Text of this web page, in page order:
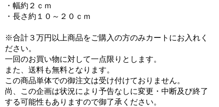
・幅約２ｃｍ
・長さ約１０～２０ｃｍ
※合計３万円以上商品をご購入の方のみカートにお入れく
ださい。
一回のお買い物に対して一点限りとします。
また、送料も無料となります。
この商品単体での御注文は受け付けておりません。
尚、この企画は状況により予告なしに変更・中断及び終了
する可能性もありますので御了承ください。